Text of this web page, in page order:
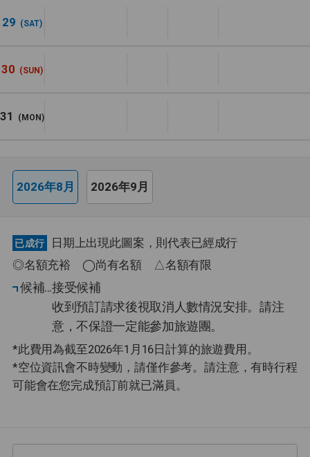
29 (SAT)
30 (SUN)
31 (MON)
2026年8月 2026年9月
已成行
日期上出現此圖案，則代表已經成行
◎名額充裕 ◯尚有名額 △名額有限
候補 接受候補
收到預訂請求後視取消人數情況安排。請注
意，不保證一定能參加旅遊團。
*此費用為截至2026年1月16日計算的旅遊費用。
*空位資訊會不時變動，請僅作參考。請注意，有時行程
可能會在您完成預訂前就已滿員。